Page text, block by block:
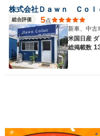
駆動方式 FR、4WD
株式会社Ｄａｗｎ Ｃｏｌ
総合評価 5点
新車、中古
米国日産
総掲載数